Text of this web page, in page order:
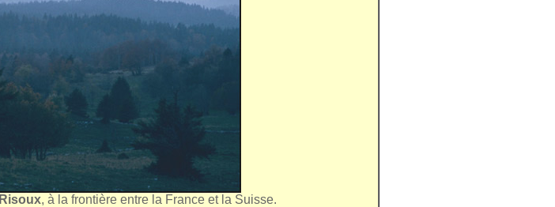
Risoux, à la frontière entre la France et la Suisse.